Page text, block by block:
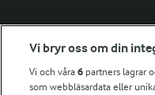
Fler Arlasajter
För ägare
Vi bryr oss om din
Vi och våra6 partners lagrar
som webbläsardata eller